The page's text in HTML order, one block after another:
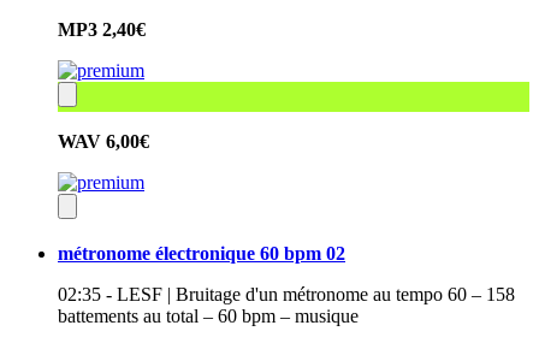
MP3 2,40€
WAV 6,00€
métronome électronique 60 bpm 02
02:35 - LESF | Bruitage d'un métronome au tempo 60 – 158
battements au total – 60 bpm – musique